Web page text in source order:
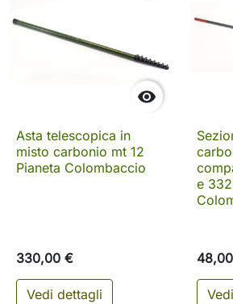

Asta telescopica in
misto carbonio mt 12
Pianeta Colombaccio
330,00 €
Vedi dettagli
e